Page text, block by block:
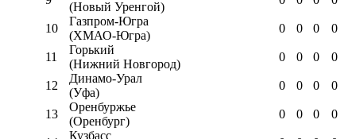
(Новый Уренгой)
10
Газпром-Югра
(ХМАО-Югра)
0 0 0 0
11
Горький
(Нижний Новгород)
0 0 0 0
12
Динамо-Урал
(Уфа)
0 0 0 0
13
Оренбуржье
(Оренбург)
0 0 0 0
Кузбасс